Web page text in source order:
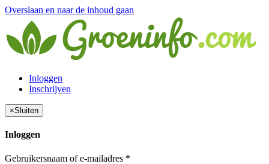
Overslaan en naar de inhoud gaan
Inloggen
Inschrijven
×Sluiten
Inloggen
Gebruikersnaam of e-mailadres *